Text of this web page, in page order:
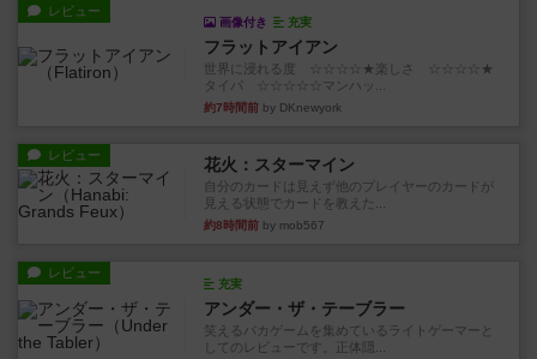
レビュー
画像付き 充実
フラットアイアン
世界に浸れる度 ☆☆☆☆★楽しさ ☆☆☆☆★
タイパ ☆☆☆☆☆マンハッ...
約7時間前 by DKnewyork
レビュー 花火：スターマイン
自分のカードは見えず他のプレイヤーのカードが
見える状態でカードを教えた...
約8時間前 by mob567
レビュー
充実
アンダー・ザ・テーブラー
笑えるバカゲームを集めているライトゲーマーと
してのレビューです。正体隠...